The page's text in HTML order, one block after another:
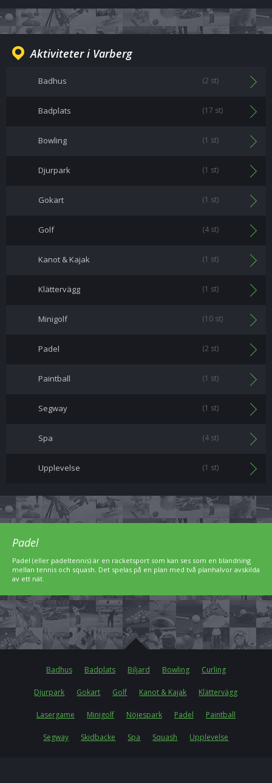
Aktiviteter i Varberg
Badhus (2 st)
Badplats (17 st)
Bowling (1 st)
Djurpark (1 st)
Gokart (1 st)
Golf (4 st)
Kanot & Kajak (1 st)
Klättervägg (1 st)
Minigolf (10 st)
Padel (2 st)
Paintball (1 st)
Segway (1 st)
Spa (4 st)
Upplevelse (1 st)
Padel
Padel (eller padeltennis) är en racketsport som kan ses som en blandning
mellan tennis och squash. Det spelas på en plan med två planhalvor avskilda
av ett nät.
Badhus Badplats Biljard Bowling Curling
Djurpark Gokart Golf Kanot & Kajak Klättervägg
Lasergame Minigolf Nöjespark Padel Paintball
Segway Skidbacke Spa Squash Upplevelse